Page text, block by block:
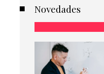
Novedades